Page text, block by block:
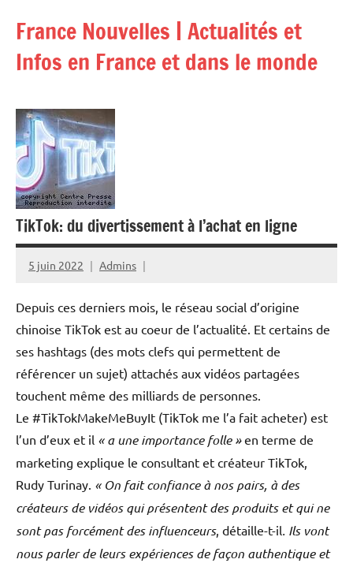
contenu
France Nouvelles | Actualités et
Infos en France et dans le monde
TikTok: du divertissement à l’achat en ligne
5 juin 2022 Admins
Depuis ces derniers mois, le réseau social d’origine
chinoise TikTok est au coeur de l’actualité. Et certains de
ses hashtags (des mots clefs qui permettent de
référencer un sujet) attachés aux vidéos partagées
touchent même des milliards de personnes.
Le #TikTokMakeMeBuyIt (TikTok me l’a fait acheter) est
l’un d’eux et il « a une importance folle »en terme de
marketing explique le consultant et créateur TikTok,
Rudy Turinay. « On fait confiance à nos pairs, à des
créateurs de vidéos qui présentent des produits et qui ne
sont pas forcément des influenceurs, détaille-t-il. Ils vont
nous parler de leurs expériences de façon authentique et